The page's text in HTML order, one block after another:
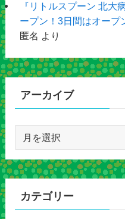
『リトルスプーン 北大
ープン！3日間はオープ
匿名 より
アーカイブ
カ
イ
カテゴリー